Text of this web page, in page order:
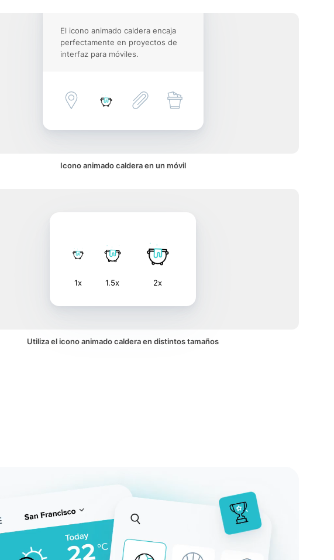
El icono animado caldera encaja
perfectamente en proyectos de
interfaz para móviles.
Icono animado caldera en un móvil
1x 1.5x 2x
Utiliza el icono animado caldera en distintos tamaños